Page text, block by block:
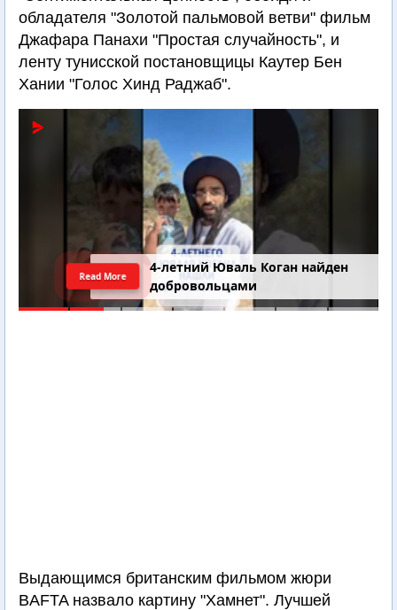
обладателя "Золотой пальмовой ветви" фильм
Джафара Панахи "Простая случайность", и
ленту тунисской постановщицы Каутер Бен
Хании "Голос Хинд Раджаб".
4-летний Юваль Коган найден
добровольцами
Read More
Выдающимся британским фильмом жюри
BAFTA назвало картину "Хамнет". Лучшей